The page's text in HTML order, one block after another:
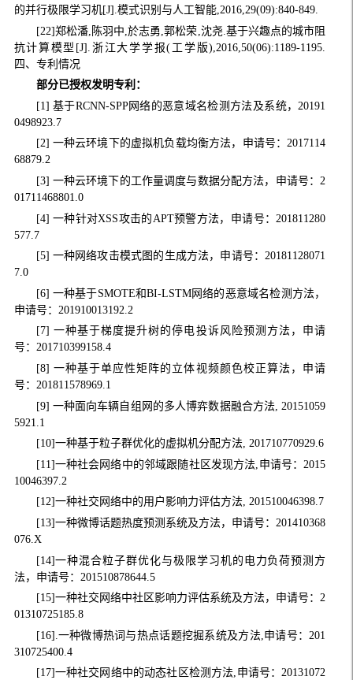
的并行极限学习机[J].模式识别与人工智能,2016,29(09):840-849.
[22]郑松潘,陈羽中,於志勇,郭松荣,沈尧.基于兴趣点的城市阻
抗计算模型[J].浙江大学学报(工学版),2016,50(06):1189-1195.
四、专利情况
部分已授权发明专利：
[1] 基于RCNN-SPP网络的恶意域名检测方法及系统，20191
0498923.7
[2] 一种云环境下的虚拟机负载均衡方法，申请号：2017114
68879.2
[3] 一种云环境下的工作量调度与数据分配方法，申请号：2
01711468801.0
[4] 一种针对XSS攻击的APT预警方法，申请号：201811280
577.7
[5] 一种网络攻击模式图的生成方法，申请号：20181128071
7.0
[6] 一种基于SMOTE和BI-LSTM网络的恶意域名检测方法，
申请号：201910013192.2
[7] 一种基于梯度提升树的停电投诉风险预测方法，申请
号：201710399158.4
[8] 一种基于单应性矩阵的立体视频颜色校正算法，申请
号：201811578969.1
[9] 一种面向车辆自组网的多人博弈数据融合方法, 20151059
5921.1
[10]一种基于粒子群优化的虚拟机分配方法, 201710770929.6
[11]一种社会网络中的邻域跟随社区发现方法,申请号：2015
10046397.2
[12]一种社交网络中的用户影响力评估方法, 201510046398.7
[13]一种微博话题热度预测系统及方法，申请号：201410368
076.X
[14]一种混合粒子群优化与极限学习机的电力负荷预测方
法，申请号：201510878644.5
[15]一种社交网络中社区影响力评估系统及方法，申请号：2
01310725185.8
[16].一种微博热词与热点话题挖掘系统及方法,申请号：201
310725400.4
[17]一种社交网络中的动态社区检测方法,申请号：20131072